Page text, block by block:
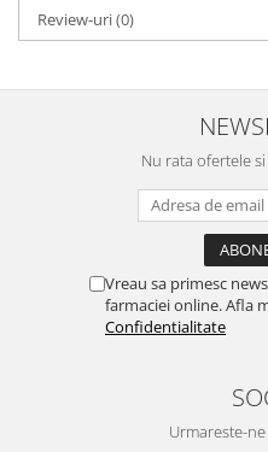
Review-uri(0)
Nu rata ofertele
Vreau sa primesc
farmaciei online. Afla
Confidentialitate
Urmareste-